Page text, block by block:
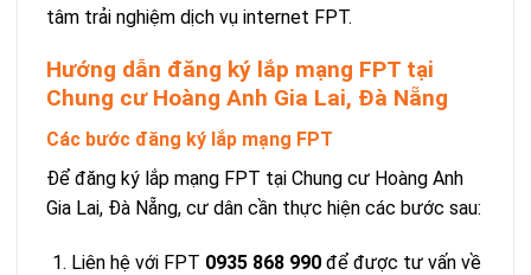
tâm trải nghiệm dịch vụ internet FPT.
Hướng dẫn đăng ký lắp mạng FPT tại
Chung cư Hoàng Anh Gia Lai, Đà Nẵng
Các bước đăng ký lắp mạng FPT
Để đăng ký lắp mạng FPT tại Chung cư Hoàng Anh
Gia Lai, Đà Nẵng, cư dân cần thực hiện các bước sau:
Liên hệ với FPT 0935 868 990để được tư vấn về